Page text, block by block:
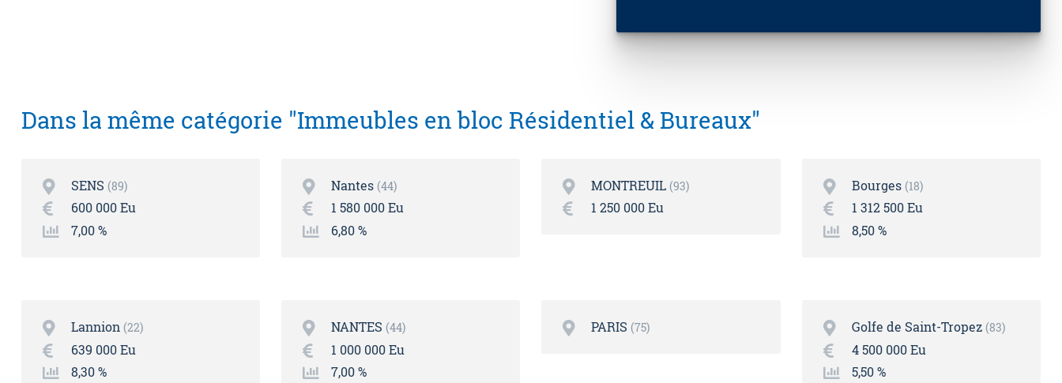
Dans la même catégorie "Immeubles en bloc Résidentiel & Bureaux"
SENS 89
600 000 Eu
7,00 %
Nantes 44
1 580 000 Eu
6,80 %
MONTREUIL 93
1 250 000 Eu
Bourges 18
1 312 500 Eu
8,50 %
Lannion 22
639 000 Eu
8,30 %
NANTES 44
1 000 000 Eu
7,00 %
PARIS 75 Golfe de Saint-Tropez 83
4 500 000 Eu
5,50 %